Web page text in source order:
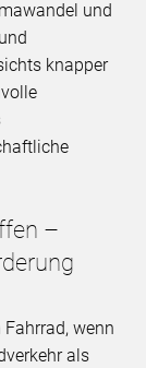
und
knapper
–
wenn
als